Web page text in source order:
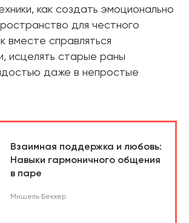
как создать эмоционально
для честного
вместе справляться
исцелять старые раны
даже в непростые
Взаимная поддержка и любовь:
Навыки гармоничного общения
в паре
Мишель Беккер